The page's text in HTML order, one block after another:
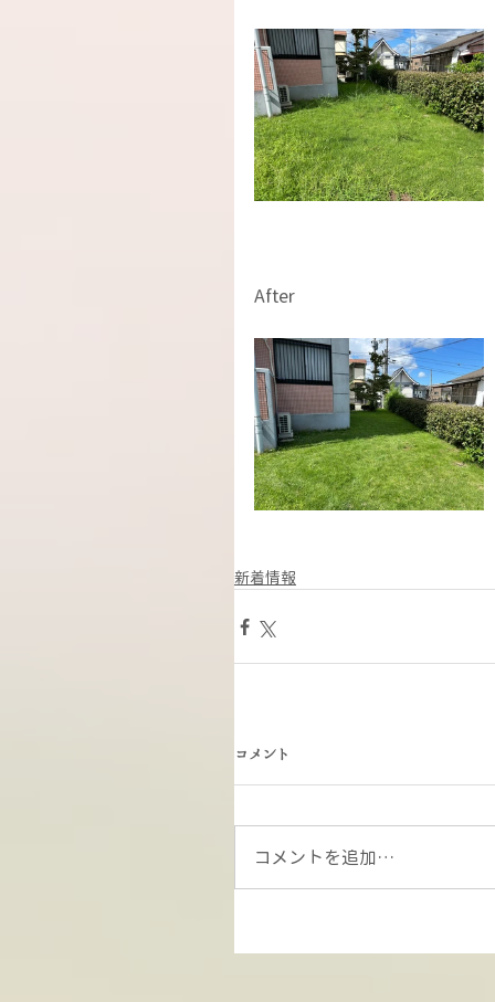
After
新着情報
コメント
コメントを追加…